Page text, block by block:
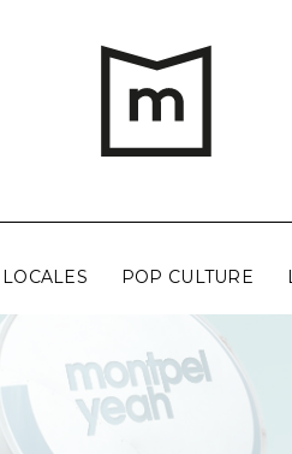
POP CULTURE